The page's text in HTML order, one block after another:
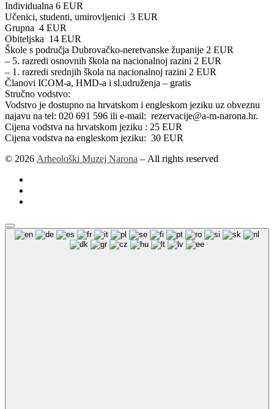
Individualna 6 EUR
Učenici, studenti, umirovljenici 3 EUR
Grupna 4 EUR
Obiteljska 14 EUR
Škole s područja Dubrovačko-neretvanske županije 2 EUR
– 5. razredi osnovnih škola na nacionalnoj razini 2 EUR
– 1. razredi srednjih škola na nacionalnoj razini 2 EUR
Članovi ICOM-a, HMD-a i sl.udruženja – gratis
Stručno vodstvo:
Vodstvo je dostupno na hrvatskom i engleskom jeziku uz obveznu
najavu na tel: 020 691 596 ili e-mail: rezervacije@a-m-narona.hr.
Cijena vodstva na hrvatskom jeziku : 25 EUR
Cijena vodstva na engleskom jeziku: 30 EUR
© 2026 Arheološki Muzej Narona – All rights reserved